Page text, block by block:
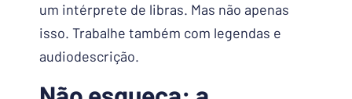
um intérprete de libras. Mas não apenas
isso. Trabalhe também com legendas e
audiodescrição.